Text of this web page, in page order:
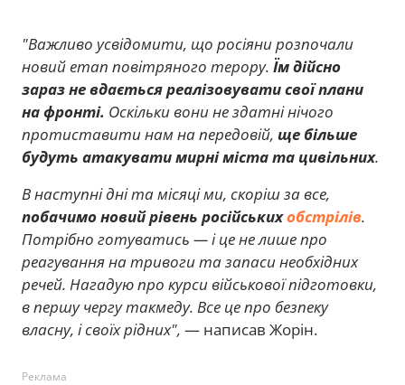
"Важливо усвідомити, що росіяни розпочали
новий етап повітряного терору. Їм дійсно
зараз не вдається реалізовувати свої плани
на фронті. Оскільки вони не здатні нічого
протиставити нам на передовій, ще більше
будуть атакувати мирні міста та цивільних.
В наступні дні та місяці ми, скоріш за все,
побачимо новий рівень російськихобстрілів.
Потрібно готуватись — і це не лише про
реагування на тривоги та запаси необхідних
речей. Нагадую про курси військової підготовки,
в першу чергу такмеду. Все це про безпеку
власну, і своїх рідних", — написав Жорін.
Реклама